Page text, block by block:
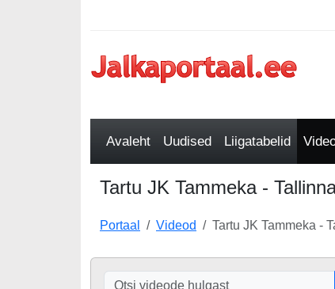
Avaleht Uudised Liigatabelid
Tartu JK Tammeka -
Portaal Videod Tartu JK Tammeka -